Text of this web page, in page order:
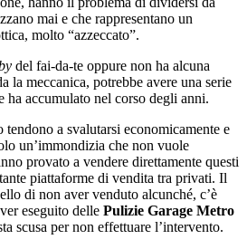
mai e che rappresentano un
molto “azzeccato”.
del fai-da-te oppure non ha alcuna
la meccanica, potrebbe avere una serie
ha accumulato nel corso degli anni.
tendono a svalutarsi economicamente e
un’immondizia che non vuole
provato a vendere direttamente questi
piattaforme di vendita tra privati. Il
di non aver venduto alcunché, c’è
eseguito delle Pulizie Garage Metro
scusa per non effettuare l’intervento.